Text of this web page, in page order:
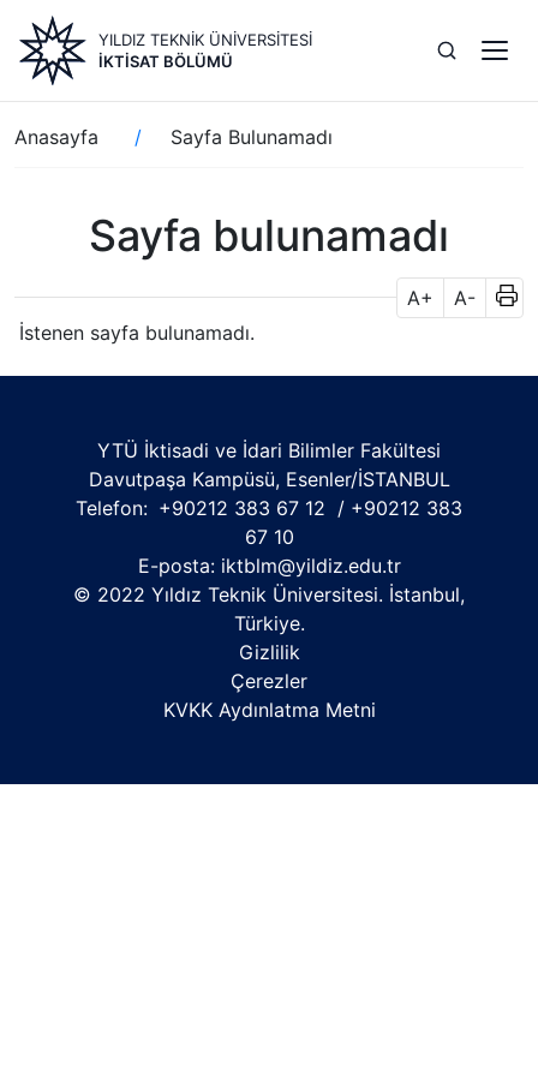
içeriğe
atla
YILDIZ TEKNİK ÜNİVERSİTESİ
İKTISAT BÖLÜMÜ
Sayfa
yolu
Anasayfa Sayfa Bulunamadı
Sayfa bulunamadı
A+
A-
İstenen sayfa bulunamadı.
YTÜ İktisadi ve İdari Bilimler Fakültesi
Davutpaşa Kampüsü, Esenler/İSTANBUL
Telefon: +90212 383 67 12 / +90212 383
67 10
E-posta: iktblm@yildiz.edu.tr
© 2022 Yıldız Teknik Üniversitesi. İstanbul,
Türkiye.
Gizlilik
Çerezler
KVKK Aydınlatma Metni